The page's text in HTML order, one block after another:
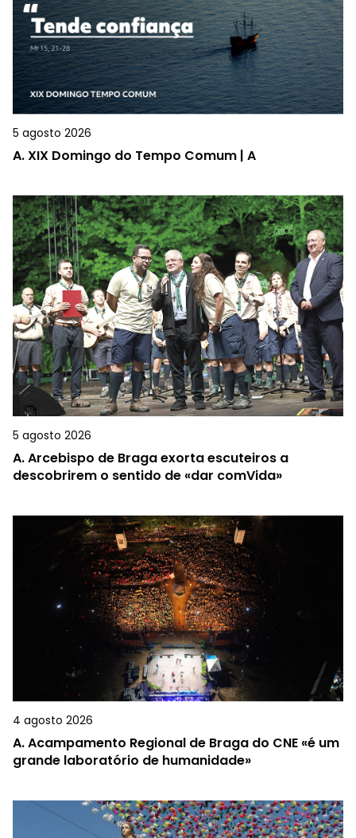
5 agosto 2026
A.XIX Domingo do Tempo Comum | A
5 agosto 2026
A.Arcebispo de Braga exorta escuteiros a
descobrirem o sentido de «dar comVida»
4 agosto 2026
A.Acampamento Regional de Braga do CNE «é um
grande laboratório de humanidade»